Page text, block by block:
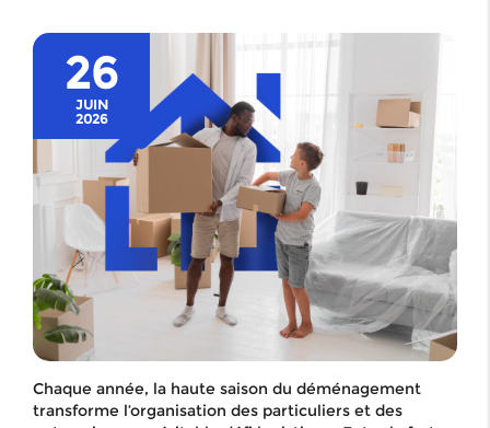
26
JUIN
2026
Chaque année, la haute saison du déménagement
transforme l’organisation des particuliers et des